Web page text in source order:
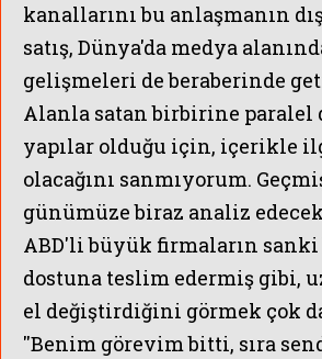
kanallarını bu anlaşmanın
satış, Dünya'da medya
gelişmeleri de beraberinde
Alanla satan birbirine paralel
yapılar olduğu için, içerikle
olacağını sanmıyorum.
günümüze biraz analiz
ABD'li büyük firmaların sanki
dostuna teslim edermiş gibi,
el değiştirdiğini görmek çok
''Benim görevim bitti, sıra